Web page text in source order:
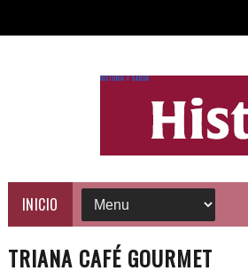
HISTORIA Y SABOR
INICIO
TRIANA CAFÉ GOURMET